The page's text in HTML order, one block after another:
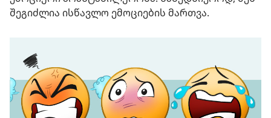
შეგიძლია ისწავლო ემოციების მართვა.